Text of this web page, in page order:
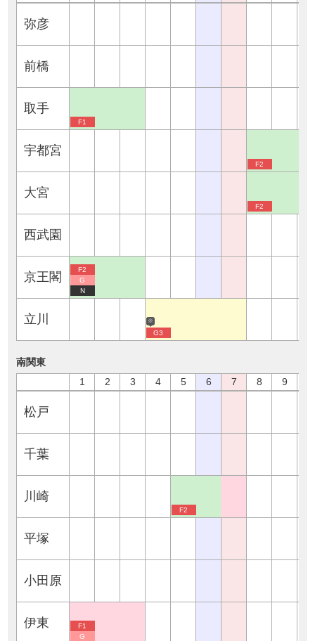
弥彦
前橋
取手
F1
宇都宮
F2
大宮
F2
西武園
京王閣
F2
G
N
立川 ※
G3
南関東
1
2 3 4 5 6 7 8 9
松戸
千葉
川崎
F2
平塚
小田原
伊東
F1
G